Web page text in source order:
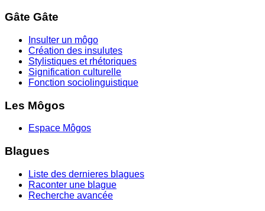
Gâte Gâte
Insulter un môgo
Création des insulutes
Stylistiques et rhétoriques
Signification culturelle
Fonction sociolinguistique
Les Môgos
Espace Môgos
Blagues
Liste des dernieres blagues
Raconter une blague
Recherche avancée